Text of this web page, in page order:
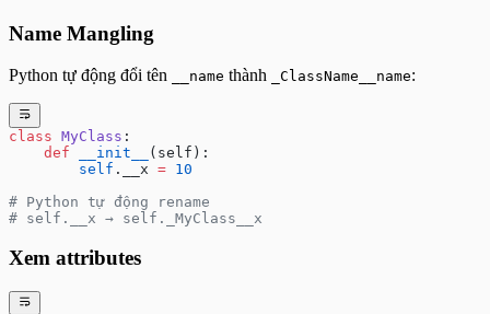
Name Mangling
Python tự động đổi tên __name thành _ClassName__name:
class MyClass :
    def
__init__
(self):
        self
.__x = 10
# Python tự động rename
# self.__x → self._MyClass__x
Xem attributes